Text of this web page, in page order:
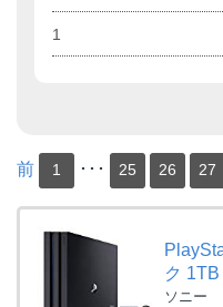
1
前 1 ･･･ 25 26 27
ク
ソニー